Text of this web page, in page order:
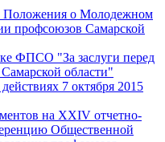
Положения о Молодежном
профсоюзов Самарской
ФПСО "За заслуги перед
области"
7 октября 2015
на XXIV отчетно-
Общественной